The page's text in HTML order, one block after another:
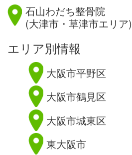
石山わだち整骨院
(大津市・草津市エリア)
エリア別情報
大阪市平野区
大阪市鶴見区
大阪市城東区
東大阪市